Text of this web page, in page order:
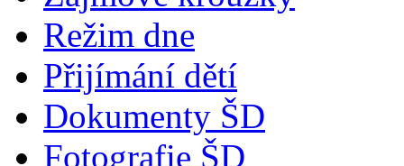
Režim dne
Přijímání dětí
Dokumenty ŠD
Fotografie ŠD